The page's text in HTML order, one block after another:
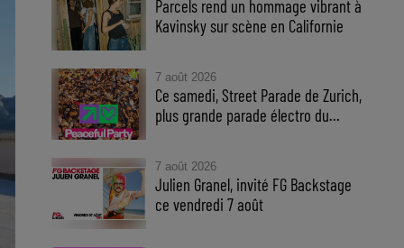
Parcels rend un hommage vibrant à
Kavinsky sur scène en Californie
7 août 2026
Ce samedi, Street Parade de Zurich,
plus grande parade électro du...
7 août 2026
Julien Granel, invité FG Backstage
ce vendredi 7 août